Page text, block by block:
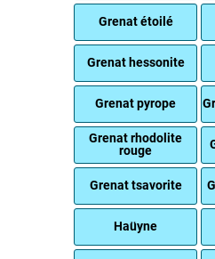
Grenat étoilé
Grenat hessonite
Grenat pyrope
Grenat rhodolite
rouge
Grenat tsavorite
Haüyne